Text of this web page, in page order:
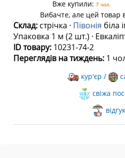
Вже купили: 7 чол.
Вибачте, але цей товар
Склад: стрічка · Півонія біла
Упаковка 1 м (2 шт.) ·
ID товару: 10231-74-2
Переглядів на тиждень: 1
кур'єр /
свіжа